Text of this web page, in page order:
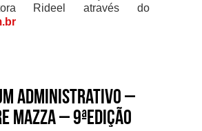
Rideel através do
Administrativo –
Mazza – 9ªEdição